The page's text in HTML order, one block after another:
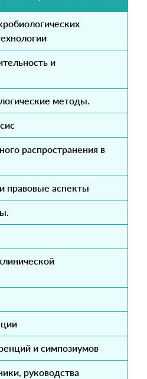
и
методы.
распространения в
правовые аспекты
и симпозиумов
руководства